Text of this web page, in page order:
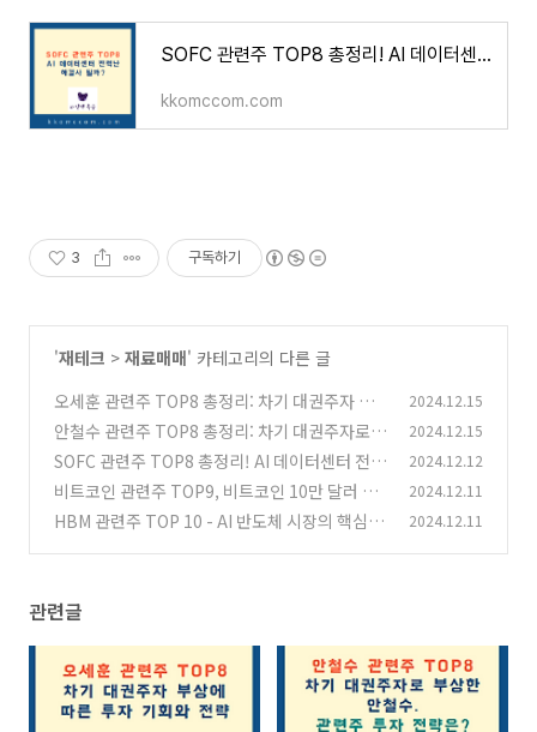
SOFC 관련주 TOP8 총정리! AI 데이터센터 전력난 해결사 될까?
kkomccom.com
3 구독하기
'재테크 > 재료매매' 카테고리의 다른 글
오세훈 관련주 TOP8 총정리: 차기 대권주자 부
상에 따른 투자 기회와 전략
(4)
2024.12.15
안철수 관련주 TOP8 총정리: 차기 대권주자로
부상한 안철수, 관련주 투자 전략은?
(2)
2024.12.15
SOFC 관련주 TOP8 총정리! AI 데이터센터 전력
난 해결사 될까?
(1)
2024.12.12
비트코인 관련주 TOP9, 비트코인 10만 달러 돌
파! 추가 상승할까?
(1)
2024.12.11
HBM 관련주 TOP 10 - AI 반도체 시장의 핵심 기
2024.12.11
관련글